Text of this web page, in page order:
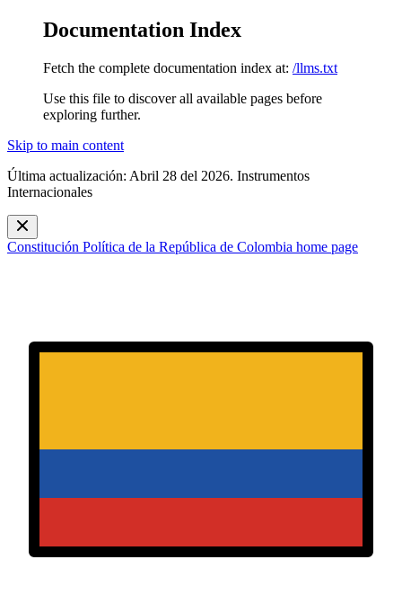
Documentation Index
Fetch the complete documentation index at: /llms.txt
Use this file to discover all available pages before
exploring further.
Skip to main content
Última actualización: Abril 28 del 2026. Instrumentos
Internacionales
Constitución Política de la República de Colombia home page